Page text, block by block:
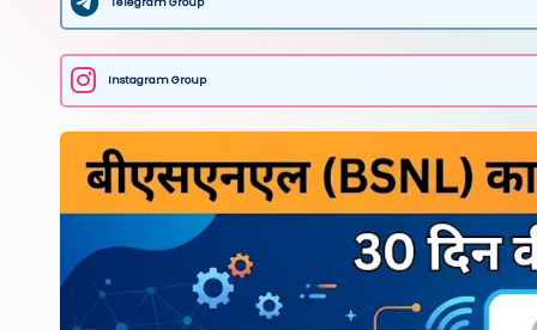
Instagram Group